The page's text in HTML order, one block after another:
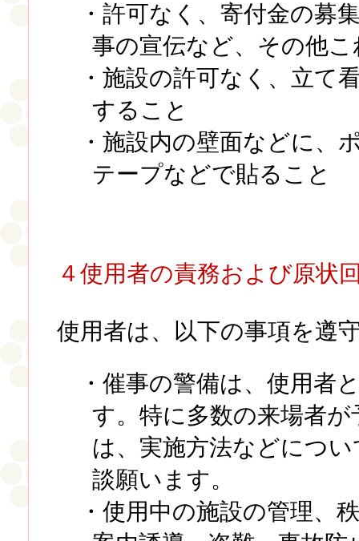
・許可なく、寄付金の募
事の宣伝など、その他
・施設の許可なく、立て
すること
・施設内の壁面などに、
テープなどで貼ること
４使用者の責務および原状
使用者は、以下の事項を遵
・催事の警備は、使用者
す。特に多数の来場者
は、実施方法などにつ
談願います。
・使用中の施設の管理、